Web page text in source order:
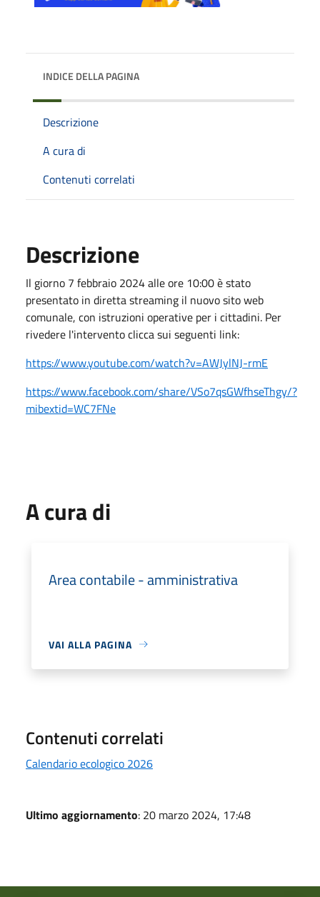
INDICE DELLA PAGINA
Descrizione
A cura di
Contenuti correlati
Descrizione
Il giorno 7 febbraio 2024 alle ore 10:00 è stato
presentato in diretta streaming il nuovo sito web
comunale, con istruzioni operative per i cittadini. Per
rivedere l'intervento clicca sui seguenti link:
https://www.youtube.com/watch?v=AWJylNJ-rmE
https://www.facebook.com/share/VSo7qsGWfhseThgy/?
mibextid=WC7FNe
A cura di
Area contabile - amministrativa
VAI ALLA PAGINA
Contenuti correlati
Calendario ecologico 2026
Ultimo aggiornamento: 20 marzo 2024, 17:48